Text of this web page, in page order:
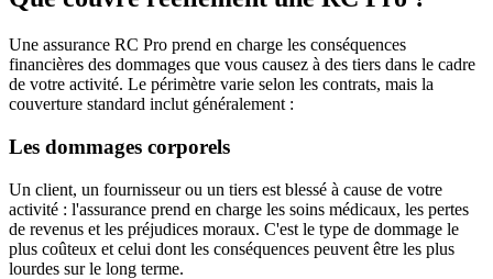
Une assurance RC Pro prend en charge les conséquences
financières des dommages que vous causez à des tiers dans le cadre
de votre activité. Le périmètre varie selon les contrats, mais la
couverture standard inclut généralement :
Les dommages corporels
Un client, un fournisseur ou un tiers est blessé à cause de votre
activité : l'assurance prend en charge les soins médicaux, les pertes
de revenus et les préjudices moraux. C'est le type de dommage le
plus coûteux et celui dont les conséquences peuvent être les plus
lourdes sur le long terme.